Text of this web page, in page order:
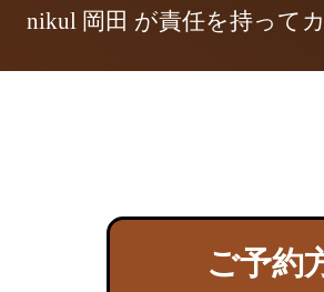
nikul 岡田 が責任を持って
ご予約